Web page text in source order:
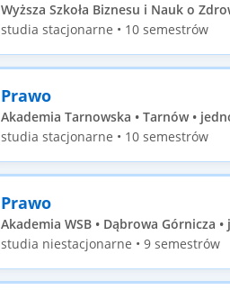
Wyższa Szkoła Biznesu i Nauk o
studia stacjonarne • 10 semestrów
Prawo
Akademia Tarnowska • Tarnów •
studia stacjonarne • 10 semestrów
Prawo
Akademia WSB • Dąbrowa Górnicza
studia niestacjonarne • 9 semestrów